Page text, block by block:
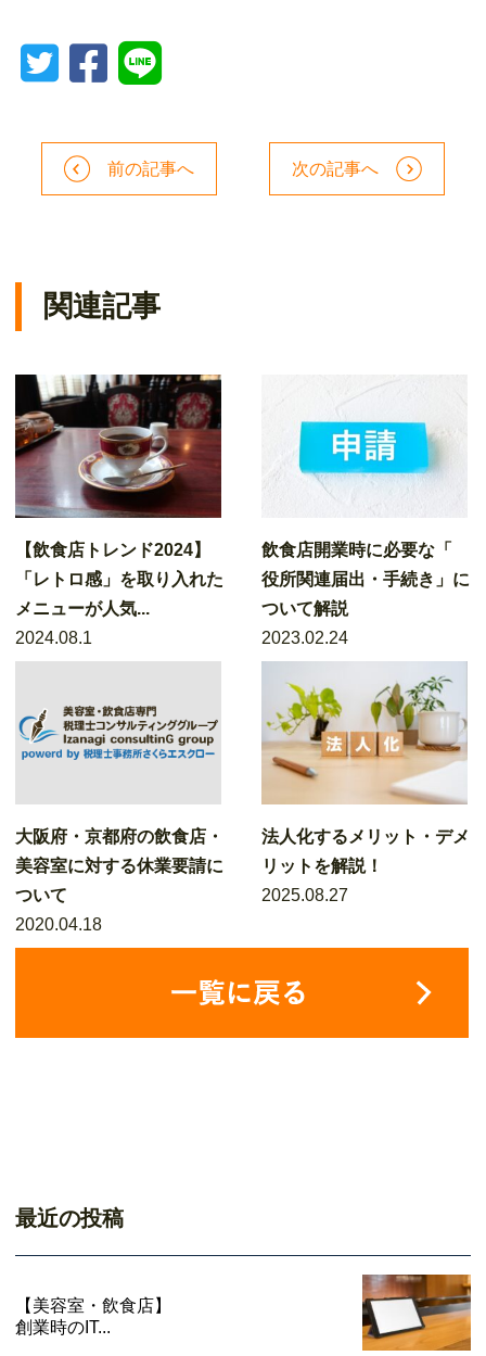
前の記事へ 次の記事へ
関連記事
【飲食店トレンド2024】
「レトロ感」を取り入れた
メニューが人気...
2024.08.1
飲食店開業時に必要な「
役所関連届出・手続き」に
ついて解説
2023.02.24
大阪府・京都府の飲食店・
美容室に対する休業要請に
ついて
2020.04.18
法人化するメリット・デメ
リットを解説！
2025.08.27
最近の投稿
【美容室・飲食店】
創業時のIT...